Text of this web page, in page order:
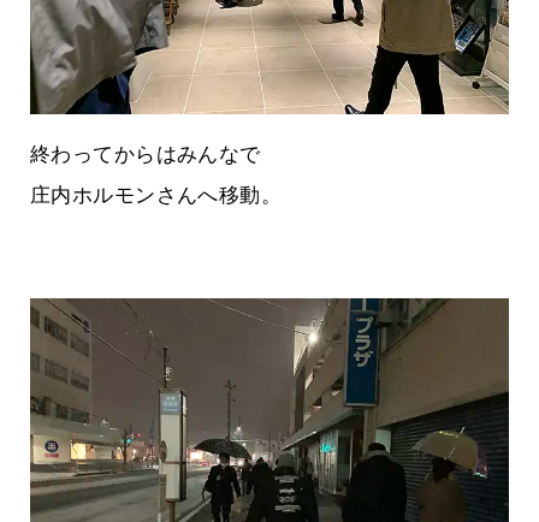
終わってからはみんなで
庄内ホルモンさんへ移動。